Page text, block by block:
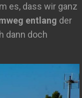
es, dass wir ganz
entlang der
dann doch